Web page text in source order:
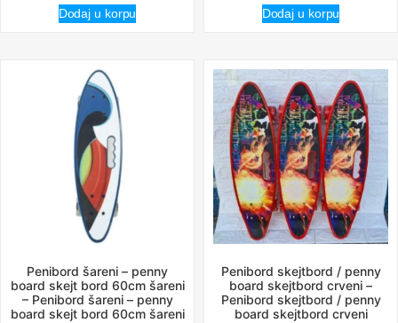
Dodaj u korpu Dodaj u korpu
Penibord šareni – penny
board skejt bord 60cm šareni
– Penibord šareni – penny
board skejt bord 60cm šareni
Penibord skejtbord / penny
board skejtbord crveni –
Penibord skejtbord / penny
board skejtbord crveni